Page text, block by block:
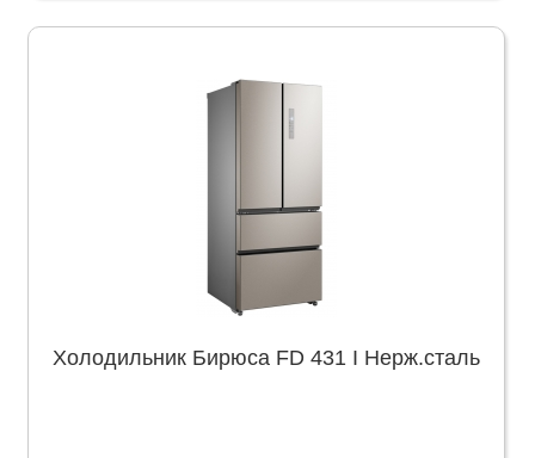
Холодильник Бирюса FD 431 I Нерж.сталь